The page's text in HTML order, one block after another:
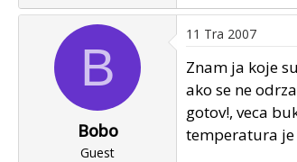
B
Bobo
Guest
11 Tra 2007
Znam ja koje
ako se ne
gotov!, veca
temperatura